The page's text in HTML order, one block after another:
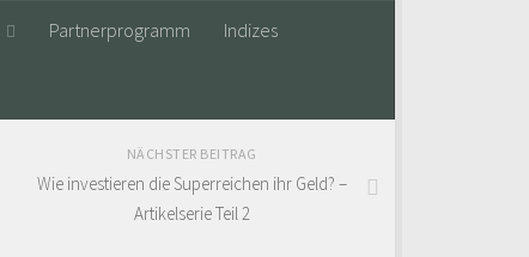
Partnerprogramm Indizes
NÄCHSTER BEITRAG
Wie investieren die Superreichen ihr Geld? –
Artikelserie Teil 2